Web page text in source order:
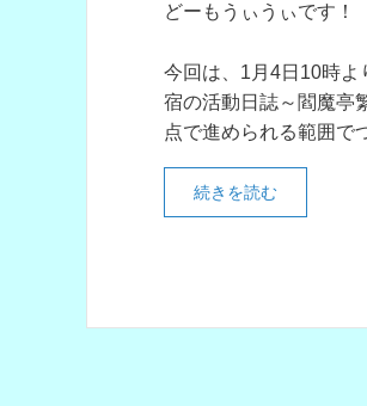
どーもうぃうぃです！
今回は、1月4日10時よ
宿の活動日誌～閻魔亭
点で進められる範囲で
続きを読む